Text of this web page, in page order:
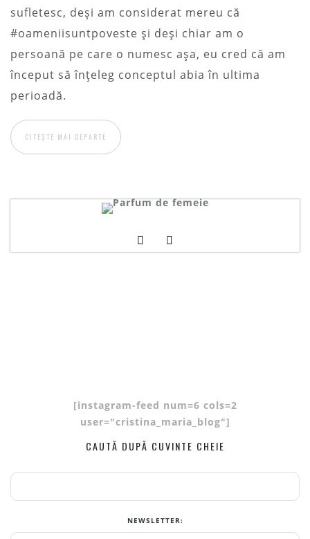
sufletesc, deși am considerat mereu că
#oameniisuntpoveste și deși chiar am o
persoană pe care o numesc așa, eu cred că am
început să înțeleg conceptul abia în ultima
perioadă.
CITEȘTE MAI DEPARTE
[instagram-feed num=6 cols=2
user="cristina_maria_blog"]
CAUTĂ DUPĂ CUVINTE CHEIE
NEWSLETTER: